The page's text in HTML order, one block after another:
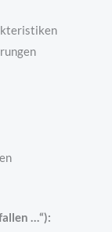
…“):